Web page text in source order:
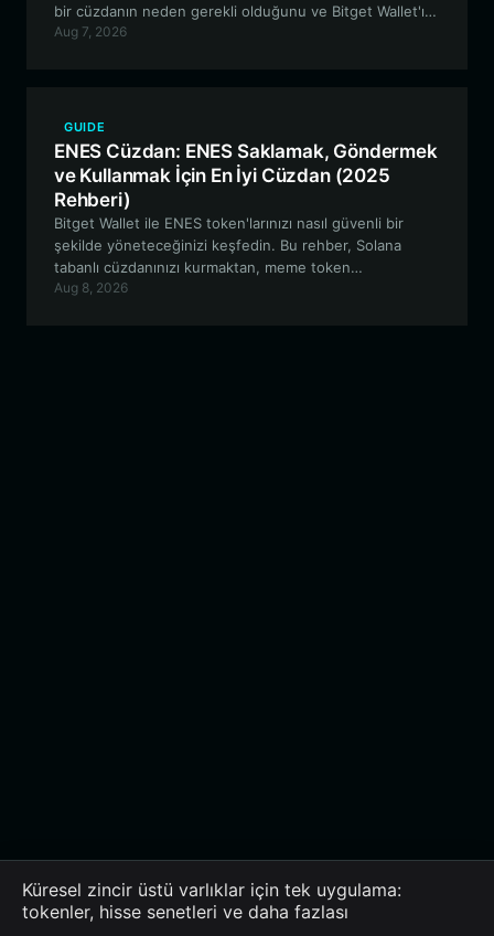
bir cüzdanın neden gerekli olduğunu ve Bitget Wallet'ın
Relaxed Monkey yolculuğunuz için nasıl mükemmel bir
Aug 7, 2026
GUIDE
ENES Cüzdan: ENES Saklamak, Göndermek
ve Kullanmak İçin En İyi Cüzdan (2025
Rehberi)
Bitget Wallet ile ENES token'larınızı nasıl güvenli bir
şekilde yöneteceğinizi keşfedin. Bu rehber, Solana
tabanlı cüzdanınızı kurmaktan, meme token
yolculuğunuz için Bitget ekosisteminin yüksek hızlı ve
Aug 8, 2026
Küresel zincir üstü varlıklar için tek uygulama:
tokenler, hisse senetleri ve daha fazlası